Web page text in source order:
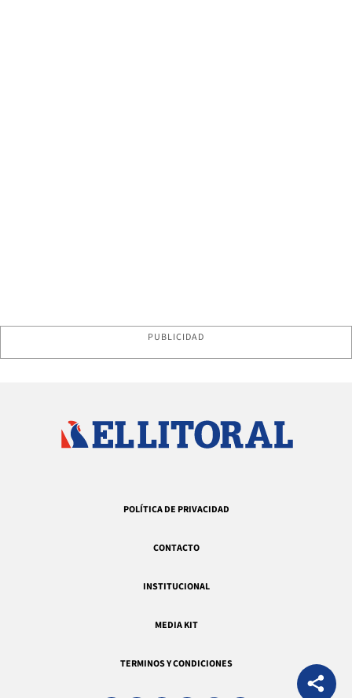
PUBLICIDAD
POLÍTICA DE PRIVACIDAD
CONTACTO
INSTITUCIONAL
MEDIA KIT
TERMINOS Y CONDICIONES